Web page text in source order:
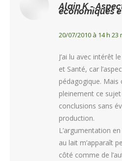
Alain K -
économiques
20/07/2010 à 14 h 23
J’ai lu avec intérêt
et Santé, car
pédagogique.
pleinement ce
conclusions sans
production.
L’argumentation
au lait m’apparaît
côté comme de